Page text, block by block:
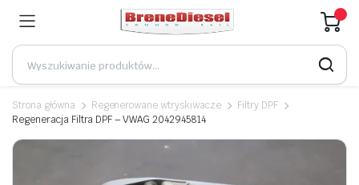
Strona główna Regenerowane wtryskiwacze
Filtry DPF
Regeneracja Filtra DPF – VWAG 2042945814